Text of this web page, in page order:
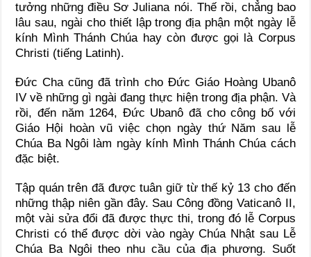
tưởng những điều Sơ Juliana nói. Thế rồi, chẳng bao
lâu sau, ngài cho thiết lập trong địa phận một ngày lễ
kính Mình Thánh Chúa hay còn được gọi là Corpus
Christi (tiếng Latinh).
Đức Cha cũng đã trình cho Đức Giáo Hoàng Ubanô
IV về những gì ngài đang thực hiện trong địa phận. Và
rồi, đến năm 1264, Đức Ubanô đã cho công bố với
Giáo Hội hoàn vũ việc chọn ngày thứ Năm sau lễ
Chúa Ba Ngôi làm ngày kính Mình Thánh Chúa cách
đặc biệt.
Tập quán trên đã được tuân giữ từ thế kỷ 13 cho đến
những thập niên gần đây. Sau Công đồng Vaticanô II,
một vài sửa đổi đã được thực thi, trong đó lễ Corpus
Christi có thể được dời vào ngày Chúa Nhật sau Lễ
Chúa Ba Ngôi theo nhu cầu của địa phương. Suốt